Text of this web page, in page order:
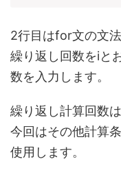
2行目はfor文の文
繰り返し回数をiと
数を入力します。
繰り返し計算回数
今回はその他計算
使用します。